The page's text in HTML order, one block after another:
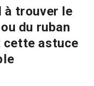
à trouver le
du ruban
cette astuce